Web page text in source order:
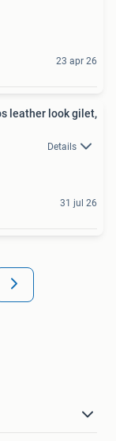
23 apr 26
leather look gilet,
Details
31 jul 26